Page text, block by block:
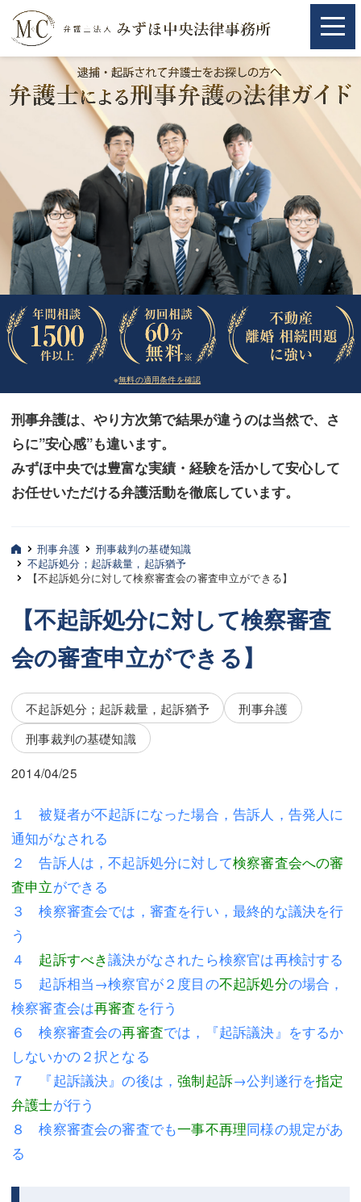
取扱分野
相続・遺言
離婚（夫婦間トラブル）
企業法務
労働問題（解雇，残業等）
刑事弁護
交通事故
法律相談など（その他）
お客様へ
みずほ中央の特長・実質編
弁護士紹介
酒井 博之
坂本 陽一
桶川 聡
三平 隆史
吉元 優仁
弁護士費用
不動産
相続・遺言
企業法務
労働問題（解雇，残業等）
刑事弁護
交通事故
不動産登記
※無料の適用条件を確認
刑事弁護は、やり方次第で結果が違うのは当然で、さ
らに”安心感”も違います。
みずほ中央では豊富な実績・経験を活かして安心して
お任せいただける弁護活動を徹底しています。
取扱分野
相続・遺言
離婚（夫婦間トラブル）
企業法務
労働問題（解雇，残業等）
刑事弁護
交通事故
法律相談など（その他）
お客様へ
みずほ中央の特長・実質編
弁護士紹介
酒井 博之
坂本 陽一
桶川 聡
三平 隆史
吉元 優仁
不動産
相続・遺言
離婚（夫婦間トラブル）
労働問題（解雇，残業等）
刑事弁護
交通事故
不動産登記
商業登記
刑事弁護
刑事裁判の基礎知識
不起訴処分；起訴裁量，起訴猶予
【不起訴処分に対して検察審査会の審査申立ができる】
【不起訴処分に対して検察審査
会の審査申立ができる】
不起訴処分；起訴裁量，起訴猶予
刑事弁護
刑事裁判の基礎知識
2014/04/25
１ 被疑者が不起訴になった場合，告訴人，告発人に
通知がなされる
２ 告訴人は，不起訴処分に対して検察審査会への審
査申立ができる
３ 検察審査会では，審査を行い，最終的な議決を行
う
４ 起訴すべき議決がなされたら検察官は再検討する
５ 起訴相当→検察官が２度目の不起訴処分の場合，
検察審査会は再審査を行う
６ 検察審査会の再審査では，『起訴議決』をするか
しないかの２択となる
７ 『起訴議決』の後は，強制起訴→公判遂行を指定
弁護士が行う
８ 検察審査会の審査でも一事不再理同様の規定があ
る